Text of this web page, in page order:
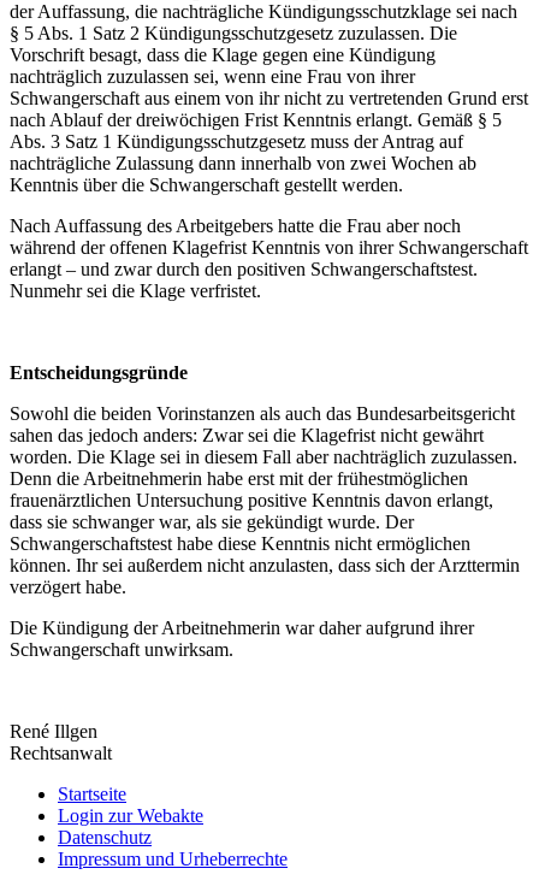
der Auffassung, die nachträgliche Kündigungsschutzklage sei nach
§ 5 Abs. 1 Satz 2 Kündigungsschutzgesetz zuzulassen. Die
Vorschrift besagt, dass die Klage gegen eine Kündigung
nachträglich zuzulassen sei, wenn eine Frau von ihrer
Schwangerschaft aus einem von ihr nicht zu vertretenden Grund erst
nach Ablauf der dreiwöchigen Frist Kenntnis erlangt. Gemäß § 5
Abs. 3 Satz 1 Kündigungsschutzgesetz muss der Antrag auf
nachträgliche Zulassung dann innerhalb von zwei Wochen ab
Kenntnis über die Schwangerschaft gestellt werden.
Nach Auffassung des Arbeitgebers hatte die Frau aber noch
während der offenen Klagefrist Kenntnis von ihrer Schwangerschaft
erlangt – und zwar durch den positiven Schwangerschaftstest.
Nunmehr sei die Klage verfristet.
Entscheidungsgründe
Sowohl die beiden Vorinstanzen als auch das Bundesarbeitsgericht
sahen das jedoch anders: Zwar sei die Klagefrist nicht gewährt
worden. Die Klage sei in diesem Fall aber nachträglich zuzulassen.
Denn die Arbeitnehmerin habe erst mit der frühestmöglichen
frauenärztlichen Untersuchung positive Kenntnis davon erlangt,
dass sie schwanger war, als sie gekündigt wurde. Der
Schwangerschaftstest habe diese Kenntnis nicht ermöglichen
können. Ihr sei außerdem nicht anzulasten, dass sich der Arzttermin
verzögert habe.
Die Kündigung der Arbeitnehmerin war daher aufgrund ihrer
Schwangerschaft unwirksam.
René Illgen
Rechtsanwalt
Startseite
Login zur Webakte
Datenschutz
Impressum und Urheberrechte